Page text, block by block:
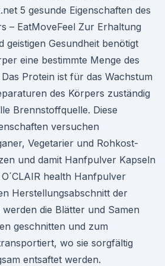
5 gesunde Eigenschaften des
– EatMoveFeel Zur Erhaltung
Gesundheit benötigt
eine bestimmte Menge des
Protein ist für das Wachstum
des Körpers zuständig
Brennstoffquelle. Diese
versuchen
Vegetarier und Rohkost-
und damit Hanfpulver Kapseln
health Hanfpulver
Herstellungsabschnitt der
die Blätter und Samen
geschnitten und zum
wo sie sorgfältig
entsaftet werden.